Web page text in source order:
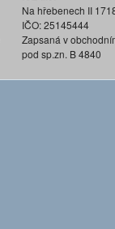
Na hřebenech II
IČO: 25145444
Zapsaná v
pod sp.zn. B 4840